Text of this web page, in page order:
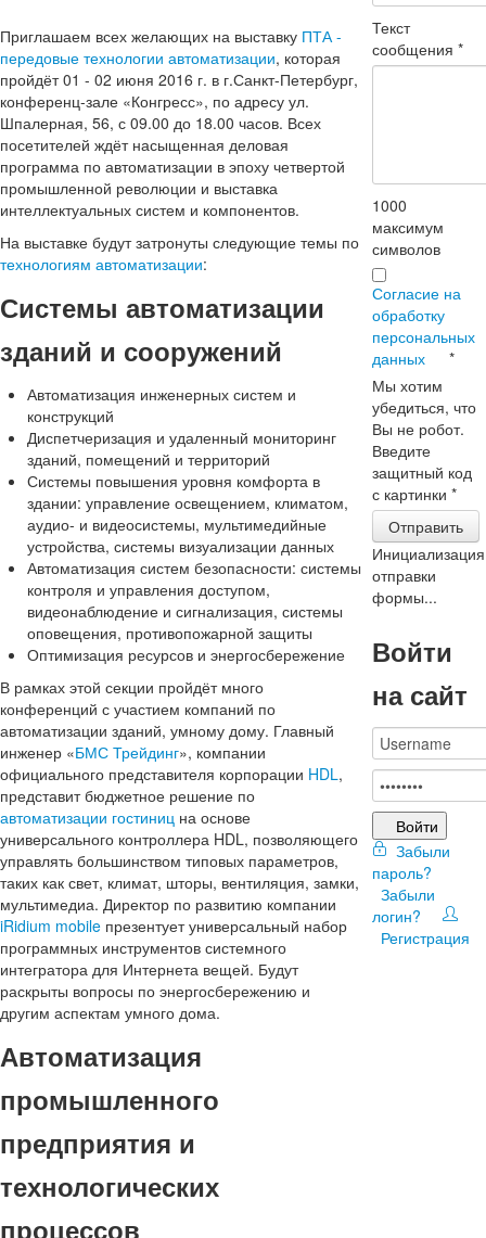
Приглашаем всех желающих на выставку ПТА -
передовые технологии автоматизации, которая
пройдёт 01 - 02 июня 2016 г. в г.Санкт-Петербург,
конференц-зале «Конгресс», по адресу ул.
Шпалерная, 56, с 09.00 до 18.00 часов. Всех
посетителей ждёт насыщенная деловая
программа по автоматизации в эпоху четвертой
промышленной революции и выставка
интеллектуальных систем и компонентов.
На выставке будут затронуты следующие темы по
технологиям автоматизации:
Системы автоматизации
зданий и сооружений
Автоматизация инженерных систем и
конструкций
Диспетчеризация и удаленный мониторинг
зданий, помещений и территорий
Системы повышения уровня комфорта в
здании: управление освещением, климатом,
аудио- и видеосистемы, мультимедийные
устройства, системы визуализации данных
Автоматизация систем безопасности: системы
контроля и управления доступом,
видеонаблюдение и сигнализация, системы
оповещения, противопожарной защиты
Оптимизация ресурсов и энергосбережение
В рамках этой секции пройдёт много
конференций с участием компаний по
автоматизации зданий, умному дому. Главный
инженер «БМС Трейдинг», компании
официального представителя корпорации HDL,
представит бюджетное решение по
автоматизации гостиниц на основе
универсального контроллера HDL, позволяющего
управлять большинством типовых параметров,
таких как свет, климат, шторы, вентиляция, замки,
мультимедиа. Директор по развитию компании
iRidium mobile презентует универсальный набор
программных инструментов системного
интегратора для Интернета вещей. Будут
раскрыты вопросы по энергосбережению и
другим аспектам умного дома.
Автоматизация
промышленного
предприятия и
технологических
процессов
Текст
сообщения*
1000
максимум
символов
Согласие на
обработку
персональных
данных
*
Мы хотим
убедиться, что
Вы не робот.
Введите
защитный код
с картинки*
Отправить
Инициализация
отправки
формы...
Войти
на сайт
Войти
Забыли
пароль?
Забыли
логин?
Регистрация